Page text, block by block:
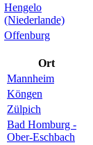
Hengelo
(Niederlande)
Offenburg
Ort
Mannheim
Köngen
Zülpich
Bad Homburg -
Ober-Eschbach